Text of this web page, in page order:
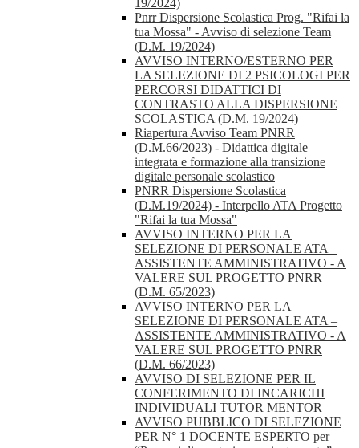
19/2024)
Pnrr Dispersione Scolastica Prog. "Rifai la
tua Mossa" - Avviso di selezione Team
(D.M. 19/2024)
AVVISO INTERNO/ESTERNO PER
LA SELEZIONE DI 2 PSICOLOGI PER
PERCORSI DIDATTICI DI
CONTRASTO ALLA DISPERSIONE
SCOLASTICA (D.M. 19/2024)
Riapertura Avviso Team PNRR
(D.M.66/2023) - Didattica digitale
integrata e formazione alla transizione
digitale personale scolastico
PNRR Dispersione Scolastica
(D.M.19/2024) - Interpello ATA Progetto
"Rifai la tua Mossa"
AVVISO INTERNO PER LA
SELEZIONE DI PERSONALE ATA –
ASSISTENTE AMMINISTRATIVO - A
VALERE SUL PROGETTO PNRR
(D.M. 65/2023)
AVVISO INTERNO PER LA
SELEZIONE DI PERSONALE ATA –
ASSISTENTE AMMINISTRATIVO - A
VALERE SUL PROGETTO PNRR
(D.M. 66/2023)
AVVISO DI SELEZIONE PER IL
CONFERIMENTO DI INCARICHI
INDIVIDUALI TUTOR MENTOR
AVVISO PUBBLICO DI SELEZIONE
PER N° 1 DOCENTE ESPERTO per